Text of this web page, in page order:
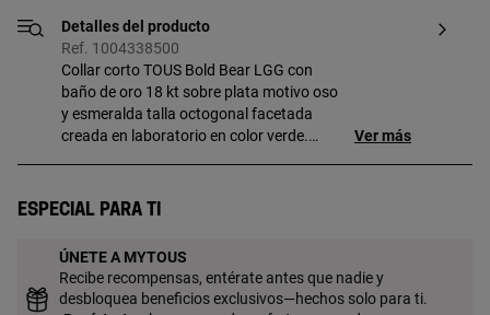
Detalles del producto
Ref. 1004338500
Collar corto TOUS Bold Bear LGG con
baño de oro 18 kt sobre plata motivo oso
y esmeralda talla octogonal facetada
creada en laboratorio en color verde.
mosquetón con slider maillor. Pieza
baño de oro de 18 a 23 kt y 3 micras de
espesor. Esta calidad garantiza una
mayor durabilidad de la joya. Nota: Pieza
elaborada con gemas creadas en
Ver más
Especial para ti
ÚNETE A MYTOUS
Recibe recompensas, entérate antes que nadie y
desbloquea beneficios exclusivos—hechos solo para ti.